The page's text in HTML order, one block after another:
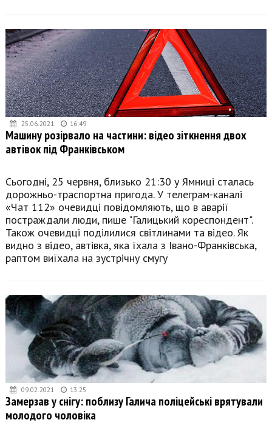
25.06.2021 16:49
Машину розірвало на частини: відео зіткнення двох
автівок під Франківськом
Сьогодні, 25 червня, близько 21:30 у Ямниці сталась
дорожньо-траспортна пригода. У телеграм-каналі
«Чат 112» очевидці повідомляють, що в аварії
постраждали люди, пише "Галицький кореспондент".
Також очевидці поділилися світлинами та відео. Як
видно з відео, автівка, яка їхала з Івано-Франківська,
раптом виїхала на зустрічну смугу
09.02.2021 13:25
Замерзав у снігу: поблизу Галича поліцейські врятували
молодого чоловіка